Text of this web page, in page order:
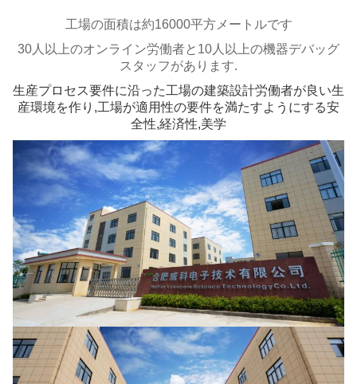
工場の面積は約16000平方メートルです
30人以上のオンライン労働者と10人以上の機器デバッグ
スタッフがあります.
生産プロセス要件に沿った工場の建築設計労働者が良い生
産環境を作り,工場が適用性の要件を満たすようにする安
全性,経済性,美学